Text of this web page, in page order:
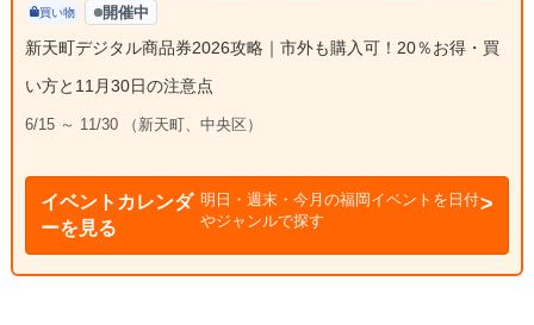
買い物 開催中
新天町デジタル商品券2026攻略｜市外も購入可！20％お得・買
い方と11月30日の注意点
6/15 ～ 11/30 （新天町、中央区）
イベントカレンダ
ーを見る
明日・週末・今月の福岡イベントを日付
やジャンルで探す